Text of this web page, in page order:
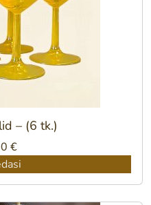
– (6 tk.)
€